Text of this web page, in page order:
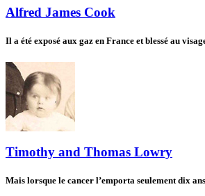
Alfred James Cook
Il a été exposé aux gaz en France et blessé au
Timothy and Thomas Lowry
Mais lorsque le cancer l’emporta seulement dix